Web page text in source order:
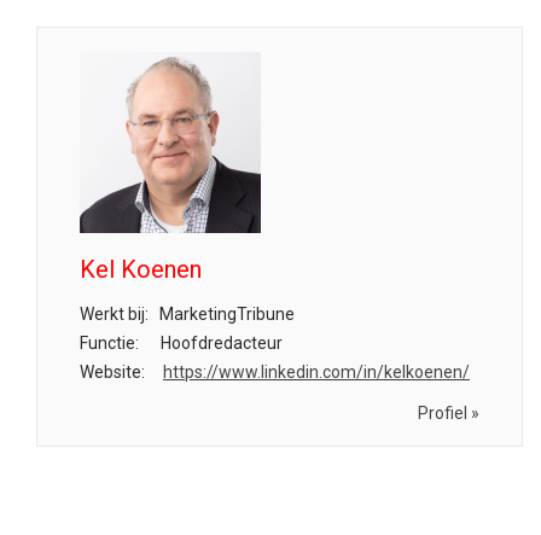
Kel Koenen
Werkt bij:
MarketingTribune
Functie:
Hoofdredacteur
Website:
https://www.linkedin.com/in/kelkoenen/
Profiel »